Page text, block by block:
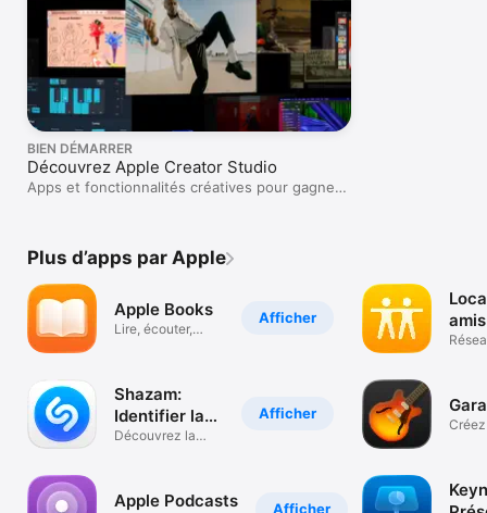
BIEN DÉMARRER
Découvrez Apple Creator Studio
Apps et fonctionnalités créatives pour gagner
Plus d’apps par Apple
Afficher
Apple Books
Lire, écouter,
Afficher
Shazam:
Identifier la
musique
Découvrez la
Afficher
Apple Podcasts
amis